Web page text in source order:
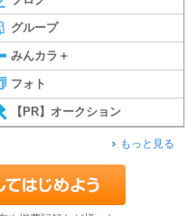
グループ
みんカラ＋
フォト
【PR】オークション
もっと見る